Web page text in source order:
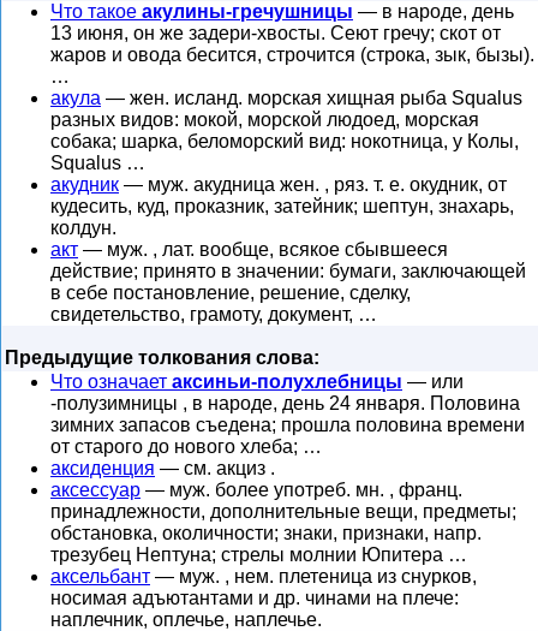
Что такое акулины-гречушницы — в народе, день
13 июня, он же задери-хвосты. Сеют гречу; скот от
жаров и овода бесится, строчится (строка, зык, бызы).
…
акула — жен. исланд. морская хищная рыба Squalus
разных видов: мокой, морской людоед, морская
собака; шарка, беломорский вид: нокотница, у Колы,
Squalus …
акудник — муж. акудница жен. , ряз. т. е. окудник, от
кудесить, куд, проказник, затейник; шептун, знахарь,
колдун.
акт — муж. , лат. вообще, всякое сбывшееся
действие; принято в значении: бумаги, заключающей
в себе постановление, решение, сделку,
свидетельство, грамоту, документ, …
Предыдущие толкования слова:
Что означает аксиньи-полухлебницы — или
-полузимницы , в народе, день 24 января. Половина
зимних запасов съедена; прошла половина времени
от старого до нового хлеба; …
аксиденция — см. акциз .
аксессуар — муж. более употреб. мн. , франц.
принадлежности, дополнительные вещи, предметы;
обстановка, околичности; знаки, признаки, напр.
трезубец Нептуна; стрелы молнии Юпитера …
аксельбант — муж. , нем. плетеница из снурков,
носимая адъютантами и др. чинами на плече:
наплечник, оплечье, наплечье.